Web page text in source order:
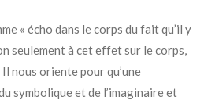
« écho dans le corps du fait qu’il y
seulement à cet effet sur le corps,
nous oriente pour qu’une
symbolique et de l’imaginaire et